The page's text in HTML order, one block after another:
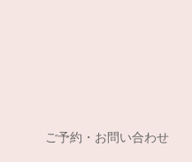
ご予約・お問い合わせ